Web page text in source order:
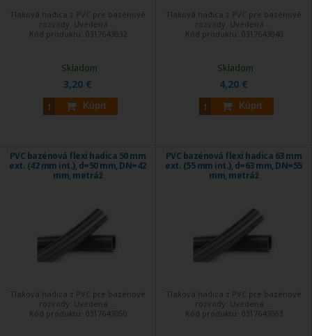
Tlaková hadica z PVC pre bazénové
rozvody. Uvedená ...
Kód produktu: 0317643032
3,20 €
Kúpiť
Skladom
Tlaková hadica z PVC pre bazénové
rozvody. Uvedená ...
Kód produktu: 0317643040
4,20 €
Kúpiť
Skladom
PVC bazénová flexi hadica 50 mm
ext. (42 mm int.), d=50 mm, DN=42
mm, metráž
Tlaková hadica z PVC pre bazénové
rozvody. Uvedená ...
Kód produktu: 0317643050
PVC bazénová flexi hadica 63 mm
ext. (55 mm int.), d=63 mm, DN=55
mm, metráž
Tlaková hadica z PVC pre bazénové
rozvody. Uvedená ...
Kód produktu: 0317643063